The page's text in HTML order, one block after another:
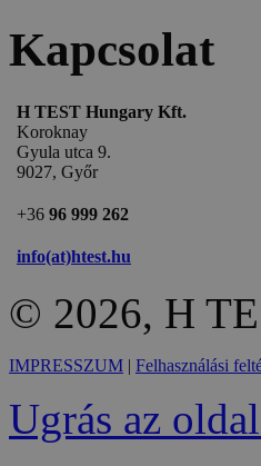
Kapcsolat
H TEST Hungary Kft.
Koroknay
Gyula utca 9.
9027, Győr
+36 96 999 262
info(at)htest.hu
© 2026, H
IMPRESSZUM | Felhasználási
Ugrás az